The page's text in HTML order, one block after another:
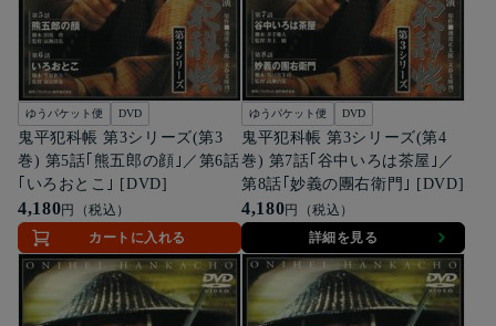
ゆうパケット便 DVD
鬼平犯科帳 第3シリーズ(第3
巻) 第5話｢熊五郎の顔｣／第6話
｢いろおとこ｣ [DVD]
4,180円（税込）
カートに入れる
ゆうパケット便 DVD
鬼平犯科帳 第3シリーズ(第4
巻) 第7話｢谷中いろは茶屋｣／
第8話｢妙義の團右衛門｣ [DVD]
4,180円（税込）
詳細を見る